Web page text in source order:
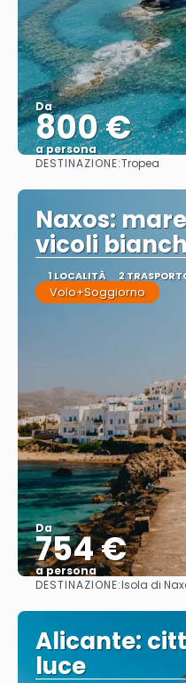
Da
800 €
a persona
DESTINAZIONE:Tropea
Naxos:
vicoli
1 LOCALITÀ 2
Volo+Soggiorno
Da
754 €
a persona
DESTINAZIONE:Isola di
Alicante:
luce